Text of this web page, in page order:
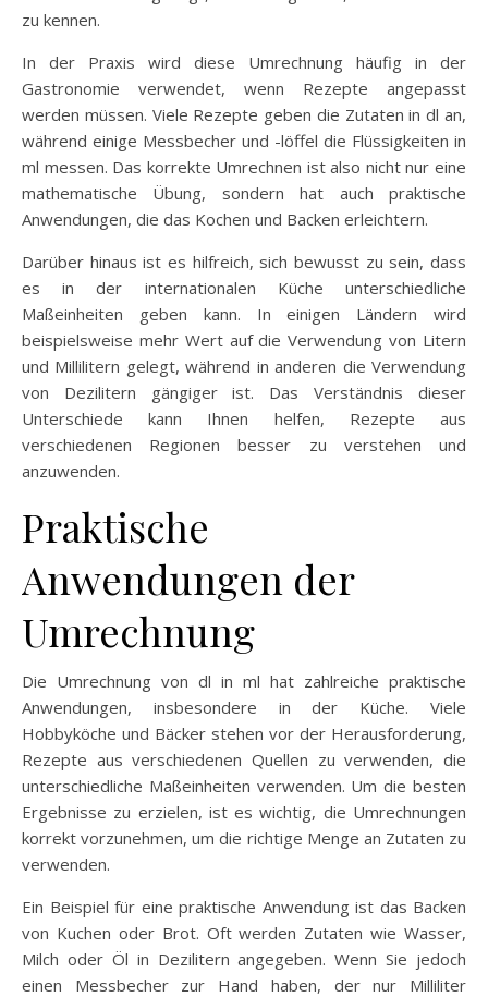
zu kennen.
In der Praxis wird diese Umrechnung häufig in der
Gastronomie verwendet, wenn Rezepte angepasst
werden müssen. Viele Rezepte geben die Zutaten in dl an,
während einige Messbecher und -löffel die Flüssigkeiten in
ml messen. Das korrekte Umrechnen ist also nicht nur eine
mathematische Übung, sondern hat auch praktische
Anwendungen, die das Kochen und Backen erleichtern.
Darüber hinaus ist es hilfreich, sich bewusst zu sein, dass
es in der internationalen Küche unterschiedliche
Maßeinheiten geben kann. In einigen Ländern wird
beispielsweise mehr Wert auf die Verwendung von Litern
und Millilitern gelegt, während in anderen die Verwendung
von Dezilitern gängiger ist. Das Verständnis dieser
Unterschiede kann Ihnen helfen, Rezepte aus
verschiedenen Regionen besser zu verstehen und
anzuwenden.
Praktische
Anwendungen der
Umrechnung
Die Umrechnung von dl in ml hat zahlreiche praktische
Anwendungen, insbesondere in der Küche. Viele
Hobbyköche und Bäcker stehen vor der Herausforderung,
Rezepte aus verschiedenen Quellen zu verwenden, die
unterschiedliche Maßeinheiten verwenden. Um die besten
Ergebnisse zu erzielen, ist es wichtig, die Umrechnungen
korrekt vorzunehmen, um die richtige Menge an Zutaten zu
verwenden.
Ein Beispiel für eine praktische Anwendung ist das Backen
von Kuchen oder Brot. Oft werden Zutaten wie Wasser,
Milch oder Öl in Dezilitern angegeben. Wenn Sie jedoch
einen Messbecher zur Hand haben, der nur Milliliter